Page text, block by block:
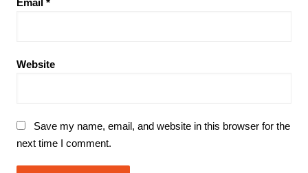
Website
Save my name, email, and website in this browser for the
next time I comment.